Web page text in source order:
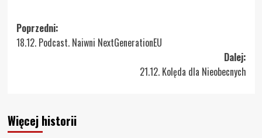
Zobacz
wpisy
Poprzedni:
18.12. Podcast. Naiwni NextGenerationEU
Dalej:
21.12. Kolęda dla Nieobecnych
Więcej historii